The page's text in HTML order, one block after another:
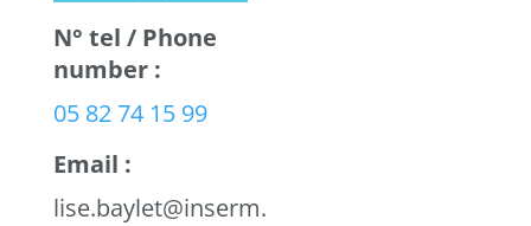
N° tel / Phone
number :
05 82 74 15 99
Email :
lise.baylet@inserm.fr